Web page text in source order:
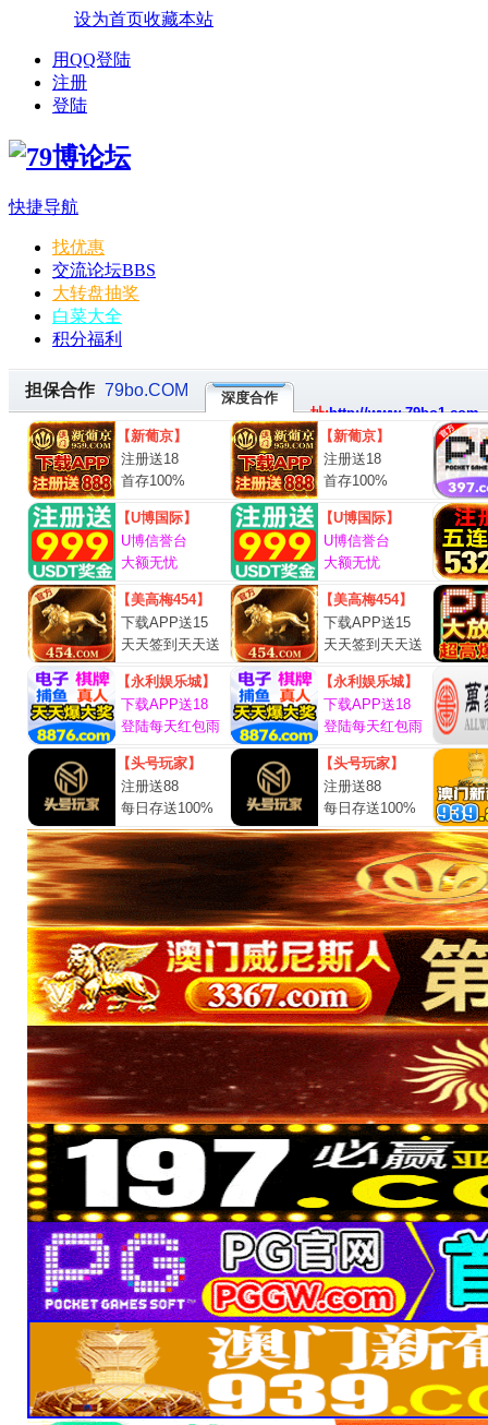
设为首页收藏本站
用QQ登陆
注册
登陆
快捷导航
找优惠
交流论坛BBS
大转盘抽奖
白菜大全
积分福利